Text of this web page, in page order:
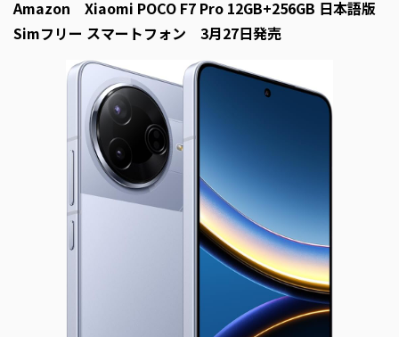
Amazon Xiaomi POCO F7 Pro 12GB+256GB 日本語版
Simフリー スマートフォン 3月27日発売